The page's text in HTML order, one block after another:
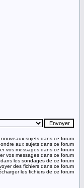
sujets dans ce forum
aux sujets dans ce forum
vos messages dans ce forum
vos messages dans ce forum
les sondages de ce forum
des fichiers dans ce forum
les fichiers de ce forum